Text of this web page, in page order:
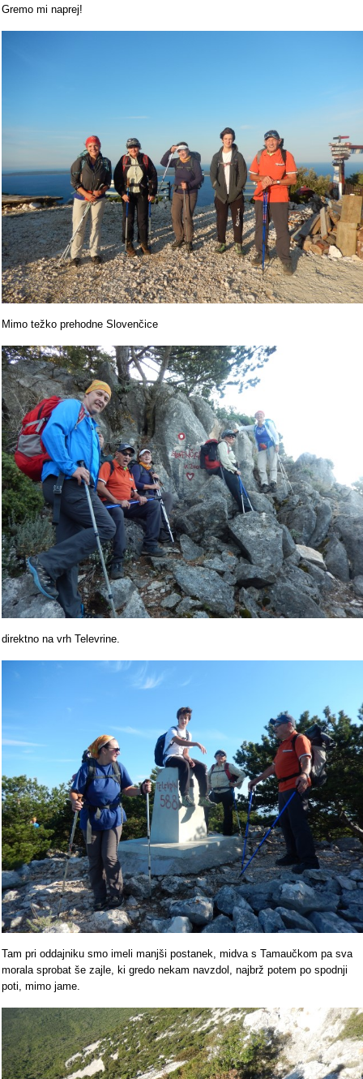
Gremo mi naprej!
Mimo težko prehodne Slovenčice
direktno na vrh Televrine.
Tam pri oddajniku smo imeli manjši postanek, midva s Tamaučkom pa sva
morala sprobat še zajle, ki gredo nekam navzdol, najbrž potem po spodnji
poti, mimo jame.